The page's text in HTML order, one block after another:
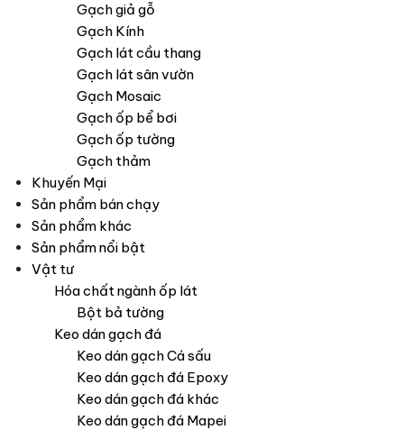
Gạch giả gỗ
Gạch Kính
Gạch lát cầu thang
Gạch lát sân vườn
Gạch Mosaic
Gạch ốp bể bơi
Gạch ốp tường
Gạch thảm
Khuyến Mại
Sản phẩm bán chạy
Sản phẩm khác
Sản phẩm nổi bật
Vật tư
Hóa chất ngành ốp lát
Bột bả tường
Keo dán gạch đá
Keo dán gạch Cá sấu
Keo dán gạch đá Epoxy
Keo dán gạch đá khác
Keo dán gạch đá Mapei